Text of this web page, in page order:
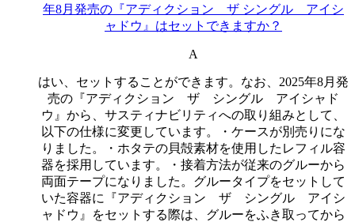
年8月発売の『アディクション ザ シングル アイシ
ャドウ』はセットできますか？
A
はい、セットすることができます。なお、2025年8月発
売の『アディクション ザ シングル アイシャド
ウ』から、サスティナビリティへの取り組みとして、
以下の仕様に変更しています。・ケースが別売りにな
りました。・ホタテの⾙殻素材を使用したレフィル容
器を採用しています。・接着方法が従来のグルーから
両面テープになりました。グルータイプをセットして
いた容器に『アディクション ザ シングル アイシ
ャドウ』をセットする際は、グルーをふき取ってから